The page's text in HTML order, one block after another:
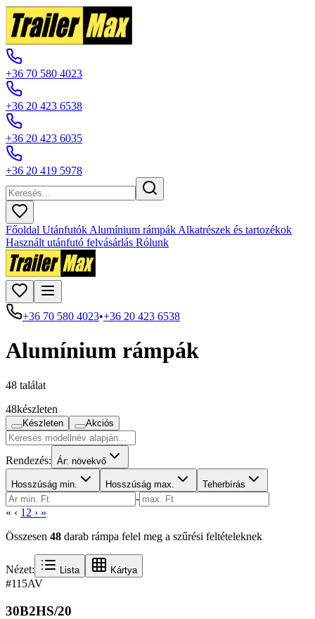
+36 70 580 4023
+36 20 423 6538
+36 20 423 6035
+36 20 419 5978
Főoldal Utánfutók Alumínium rámpák Alkatrészek és tartozékok
Használt utánfutó felvásárlás Rólunk
+36 70 580 4023•+36 20 423 6538
Alumínium rámpák
48 találat
48készleten
Készleten Akciós
Rendezés: Ár: növekvő
Hosszúság min. Hosszúság max. Teherbírás
-
« ‹ 1 2 › »
Összesen 48 darab rámpa felel meg a szűrési feltételeknek
Nézet: Lista Kártya
#115AV
30B2HS/20